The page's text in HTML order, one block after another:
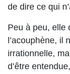
de dire ce qui
Peu à peu, elle
l’acouphène, il
irrationnelle,
d’être